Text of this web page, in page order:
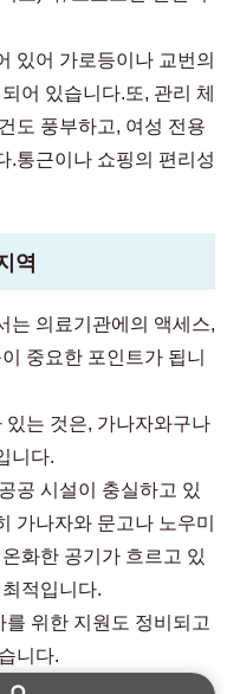
있어 가로등이나 교번의
어 있습니다.또, 관리 체
도 풍부하고, 여성 전용
.통근이나 쇼핑의 편리성
역
는 의료기관에의 액세스,
중요한 포인트가 됩니
는 것은, 가나자와구나
니다.
공 시설이 충실하고 있
가나자와 문고나 노우미
화한 공기가 흐르고 있
적입니다.
위한 지원도 정비되고
니다.